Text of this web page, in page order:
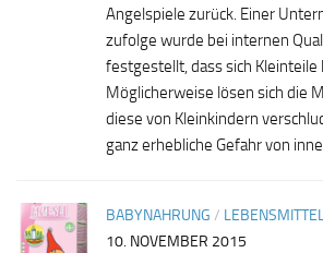
Angelspiele zurück. Einer
zufolge wurde bei internen
festgestellt, dass sich Kleinteile
Möglicherweise lösen sich die
diese von Kleinkindern
ganz erhebliche Gefahr von
BABYNAHRUNG /
10. NOVEMBER 2015